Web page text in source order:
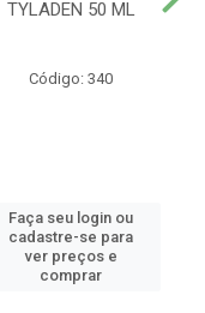
TYLADEN 50 ML
Código: 340
Faça seu login ou
cadastre-se para
ver preços e
comprar